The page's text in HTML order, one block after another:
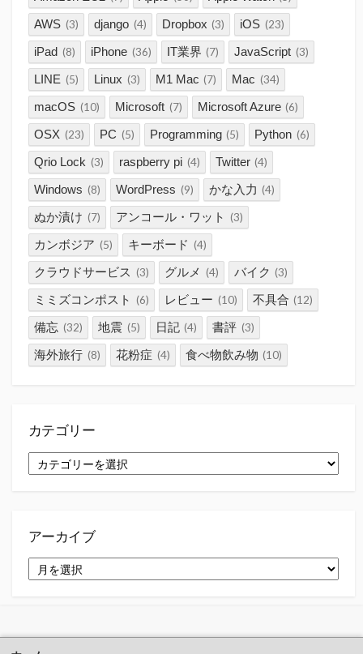
AWS (3) django (4) Dropbox (3) iOS (23)
iPad (8) iPhone (36) IT業界 (7) JavaScript (3)
LINE (5) Linux (3) M1 Mac (7) Mac (34)
macOS (10) Microsoft (7) Microsoft Azure (6)
OSX (23) PC (5) Programming (5) Python (6)
Qrio Lock (3) raspberry pi (4) Twitter (4)
Windows (8) WordPress (9) かな入力 (4)
ぬか漬け (7) アンコール・ワット (3)
カンボジア (5) キーボード (4)
クラウドサービス (3) グルメ (4) バイク (3)
ミミズコンポスト (6) レビュー (10) 不具合 (12)
備忘 (32) 地震 (5) 日記 (4) 書評 (3)
海外旅行 (8) 花粉症 (4) 食べ物飲み物 (10)
カテゴリー
テ
アーカイブ
ー